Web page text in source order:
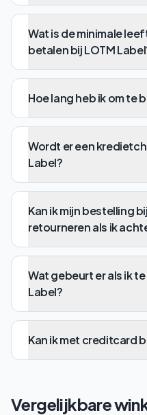
Wat is de minimale
betalen bij LOTM
Hoe lang heb ik om te
Wordt er een
Label?
Kan ik mijn bestelling
retourneren als ik
Wat gebeurt er als ik
Label?
Kan ik met creditcard
Vergelijkbare